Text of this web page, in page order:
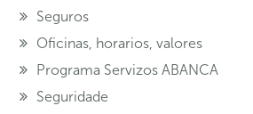
Seguros
Oficinas, horarios, valores
Programa Servizos ABANCA
Seguridade